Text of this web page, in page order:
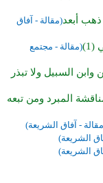
أبعد(مقالة - آفاق
(1)
(مقالة - مجتمع
السبيل ولا تبذر
وفيه مناقشة المبرد ومن تبعه
- آفاق الشريعة)
الشريعة)
الشريعة)